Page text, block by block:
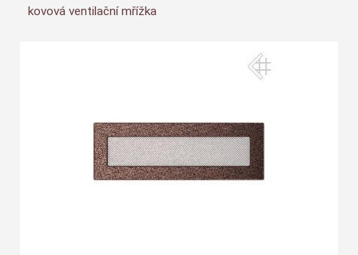
kovová ventilační mřížka